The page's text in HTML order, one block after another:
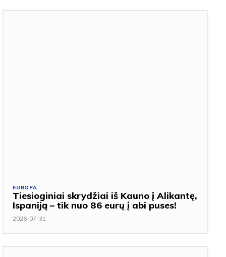
EUROPA
Tiesioginiai skrydžiai iš Kauno į Alikantę,
Ispaniją – tik nuo 86 eurų į abi puses!
2026-07-31